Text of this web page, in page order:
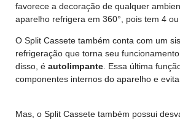
favorece a decoração de qualquer
aparelho refrigera em 360°, pois tem 4
O Split Cassete também conta com um
refrigeração que torna seu
disso, é autolimpante . Essa última
componentes internos do aparelho e
Mas, o Split Cassete também possui